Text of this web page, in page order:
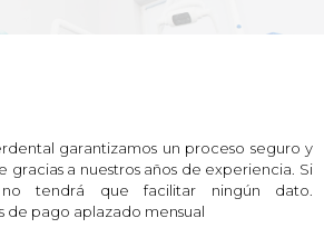
garantizamos un proceso seguro y
gracias a nuestros años de experiencia. Si
tendrá que facilitar ningún dato.
de pago aplazado mensual